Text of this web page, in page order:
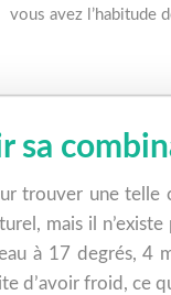
vous avez l’habitude
sa
trouver une telle
mais il
à 17 degrés, 4
d’avoir froid, ce